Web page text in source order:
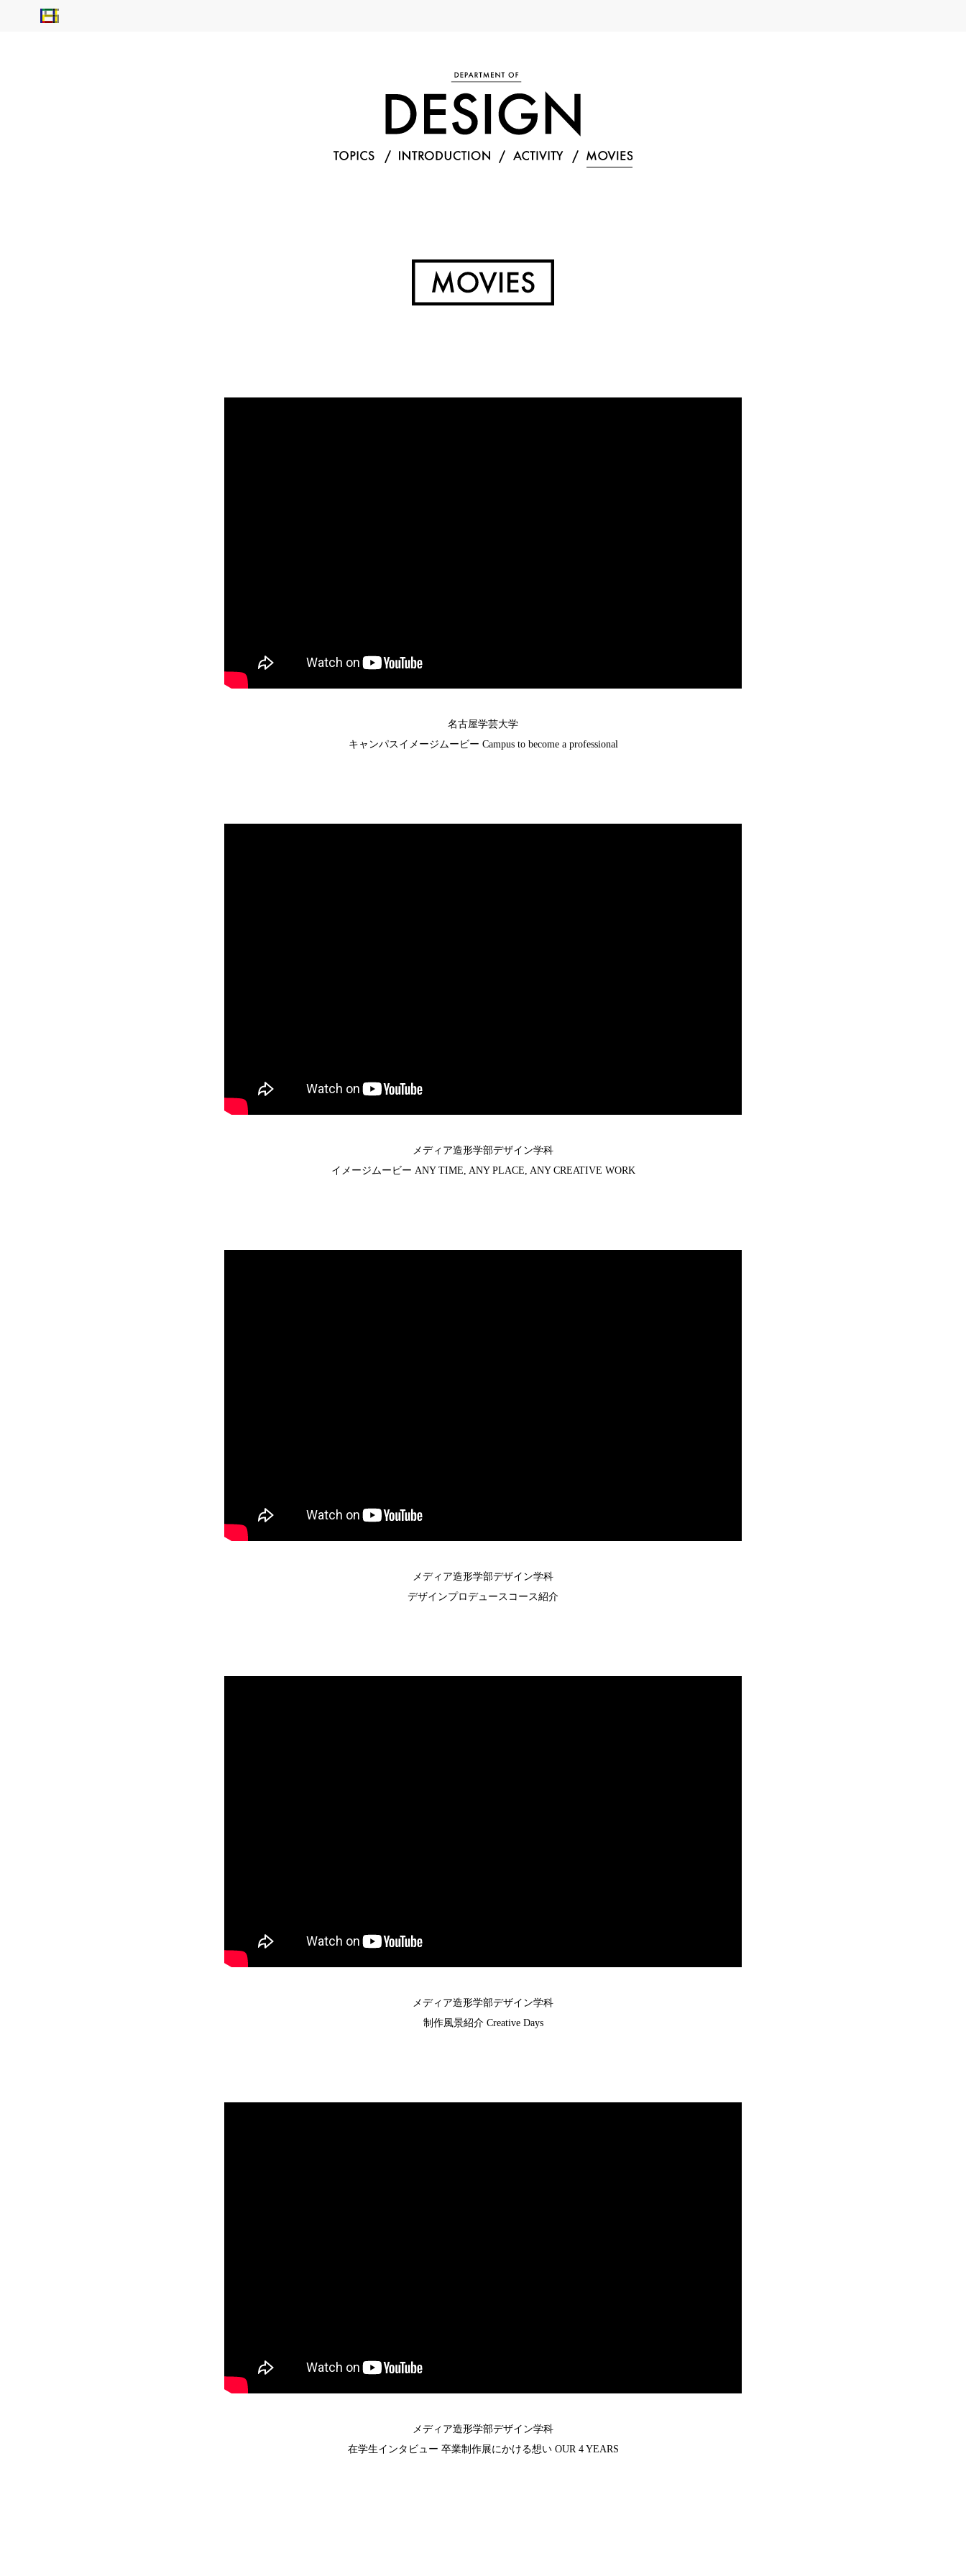
名古屋学芸大学
キャンパスイメージムービー Campus to become a professional
メディア造形学部デザイン学科
イメージムービー ANY TIME, ANY PLACE, ANY CREATIVE WORK
メディア造形学部デザイン学科
デザインプロデュースコース紹介
メディア造形学部デザイン学科
制作風景紹介 Creative Days
メディア造形学部デザイン学科
在学生インタビュー 卒業制作展にかける想い OUR 4 YEARS